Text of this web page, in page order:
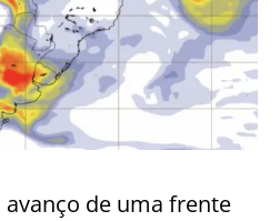
de uma frente